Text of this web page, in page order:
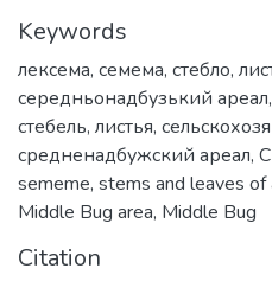
Keywords
лексема, семема, стебло,
середньонадбузький ареал,
стебель, листья,
средненадбужский ареал,
sememe, stems and leaves of
Middle Bug area, Middle Bug
Citation